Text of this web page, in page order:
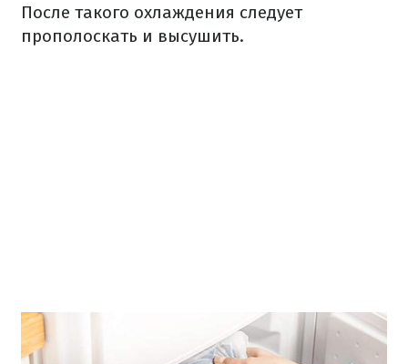
После такого охлаждения следует
прополоскать и высушить.